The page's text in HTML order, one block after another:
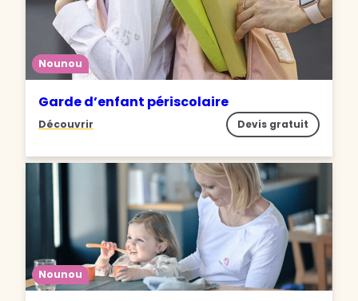
Nounou
Garde d’enfant périscolaire
Découvrir Devis gratuit
Nounou